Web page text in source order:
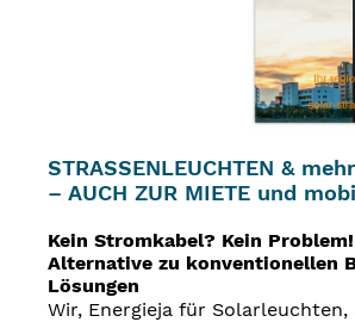
STRASSENLEUCHTEN & mehr
– AUCH ZUR MIETE und
Kein Stromkabel? Kein
Alternative zu konventionellen
Lösungen
Wir, Energieja für